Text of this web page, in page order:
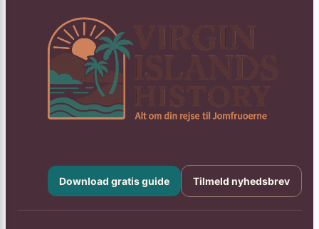
Download gratis guide Tilmeld nyhedsbrev